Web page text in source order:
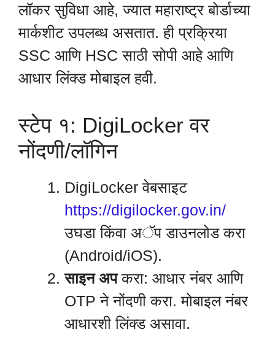
लॉकर सुविधा आहे, ज्यात महाराष्ट्र बोर्डाच्या
मार्कशीट उपलब्ध असतात. ही प्रक्रिया
SSC आणि HSC साठी सोपी आहे आणि
आधार लिंक्ड मोबाइल हवी.
स्टेप १: DigiLocker वर
नोंदणी/लॉगिन
DigiLocker वेबसाइट
https://digilocker.gov.in/
उघडा किंवा अॅप डाउनलोड करा
(Android/iOS).
साइन अपकरा: आधार नंबर आणि
OTP ने नोंदणी करा. मोबाइल नंबर
आधारशी लिंक्ड असावा.